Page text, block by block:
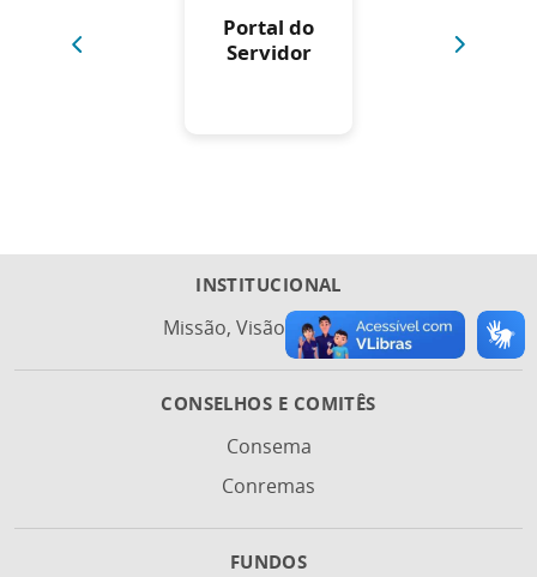
Portal do
Servidor
Digital
INSTITUCIONAL
Missão, Visão e Valores
CONSELHOS E COMITÊS
Consema
Conremas
FUNDOS